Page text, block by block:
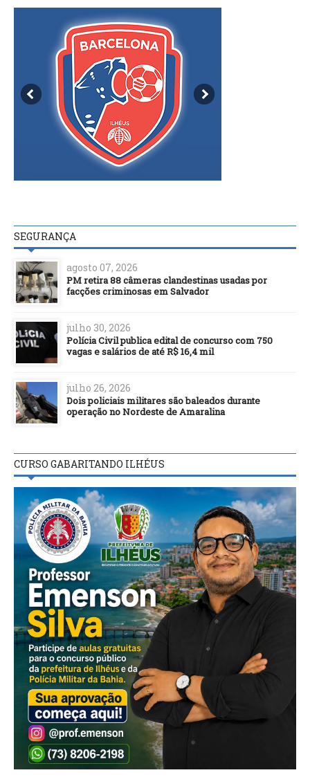
SEGURANÇA
agosto 07, 2026
PM retira 88 câmeras clandestinas usadas por
facções criminosas em Salvador
julho 30, 2026
Polícia Civil publica edital de concurso com 750
vagas e salários de até R$ 16,4 mil
julho 26, 2026
Dois policiais militares são baleados durante
operação no Nordeste de Amaralina
CURSO GABARITANDO ILHÉUS